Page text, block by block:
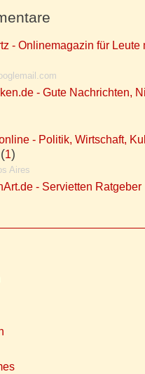
- Onlinemagazin für Leute
- Gute Nachrichten,
- Politik, Wirtschaft,
(1)
Aires
- Servietten Ratgeber